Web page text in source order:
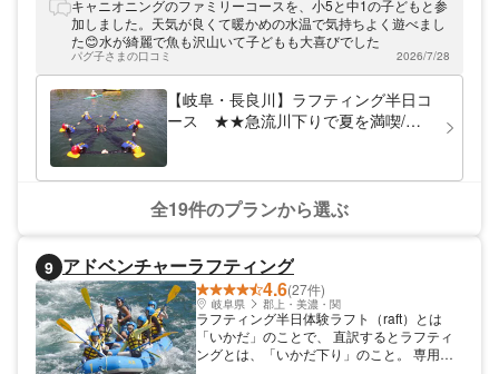
る、自然遊び大好きな集団です。
キャニオニングのファミリーコースを、小5と中1の子どもと参
加しました。天気が良くて暖かめの水温で気持ちよく遊べまし
た😊水が綺麗で魚も沢山いて子どもも大喜びでした
パグ子さまの口コミ 2026/7/28
【岐阜・長良川】ラフティング半日コ
ース ★★急流川下りで夏を満喫/小
全19件のプランから選ぶ
9 アドベンチャーラフティング
4.6(27件)
岐阜県 郡上・美濃・関
ラフティング半日体験ラフト（raft）とは
「いかだ」のことで、 直訳するとラフティ
ングとは、「いかだ下り」のこと。 専用の